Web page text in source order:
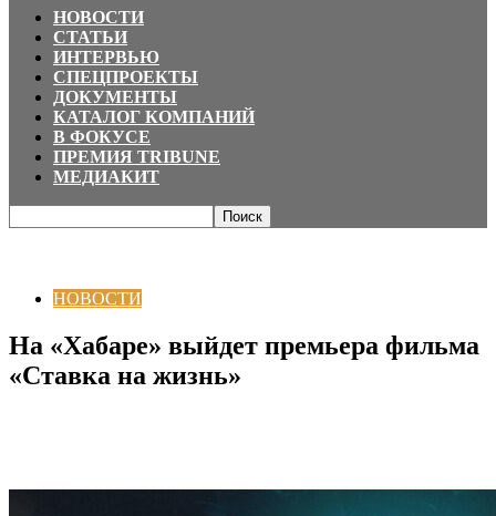
НОВОСТИ
СТАТЬИ
ИНТЕРВЬЮ
СПЕЦПРОЕКТЫ
ДОКУМЕНТЫ
КАТАЛОГ КОМПАНИЙ
В ФОКУСЕ
ПРЕМИЯ TRIBUNE
МЕДИАКИТ
НОВОСТИ
На «Хабаре» выйдет премьера фильма
«Ставка на жизнь»